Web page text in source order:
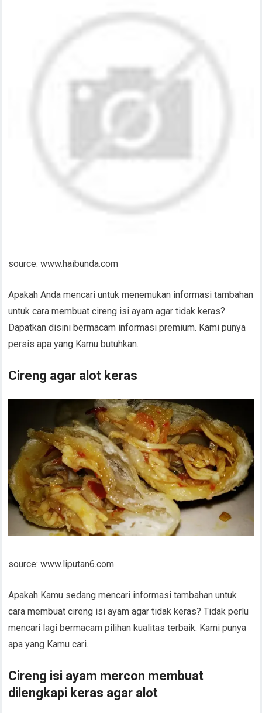
source: www.haibunda.com
Apakah Anda mencari untuk menemukan informasi tambahan
untuk cara membuat cireng isi ayam agar tidak keras?
Dapatkan disini bermacam informasi premium. Kami punya
persis apa yang Kamu butuhkan.
Cireng agar alot keras
source: www.liputan6.com
Apakah Kamu sedang mencari informasi tambahan untuk
cara membuat cireng isi ayam agar tidak keras? Tidak perlu
mencari lagi bermacam pilihan kualitas terbaik. Kami punya
apa yang Kamu cari.
Cireng isi ayam mercon membuat
dilengkapi keras agar alot